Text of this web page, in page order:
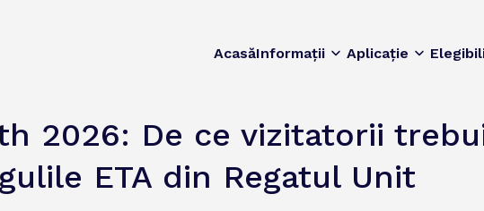
AcasăInformații Aplicație
2026: De ce vizitatorii
ETA din Regatul Unit